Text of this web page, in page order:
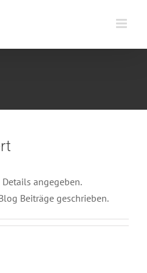
angegeben.
Beiträge geschrieben.